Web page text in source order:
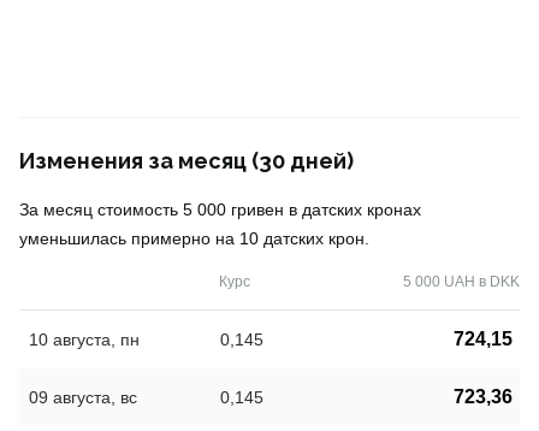
Изменения за месяц (30 дней)
За месяц стоимость 5 000 гривен в датских кронах
уменьшилась примерно на 10 датских крон.
Курс 5 000 UAH в DKK
10 августа, пн 0,145 724,15
09 августа, вс 0,145 723,36